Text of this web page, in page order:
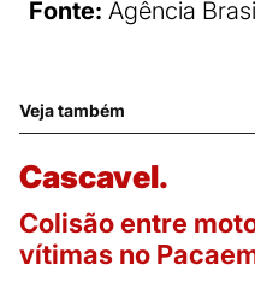
Fonte: Agência
Veja também
Cascavel.
Colisão entre
vítimas no